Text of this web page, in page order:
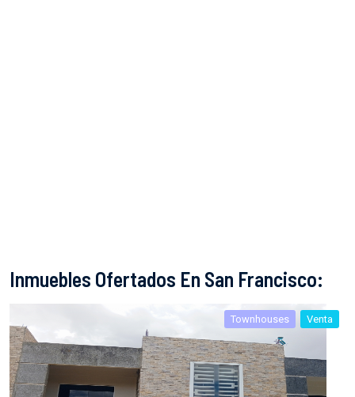
Inmuebles Ofertados En San Francisco:
Townhouses Venta